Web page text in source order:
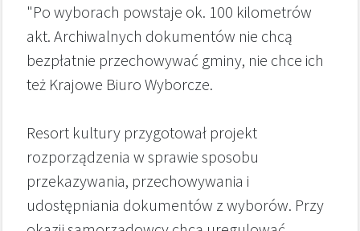
"Po wyborach powstaje ok. 100 kilometrów
akt. Archiwalnych dokumentów nie chcą
bezpłatnie przechowywać gminy, nie chce ich
też Krajowe Biuro Wyborcze.
Resort kultury przygotował projekt
rozporządzenia w sprawie sposobu
przekazywania, przechowywania i
udostępniania dokumentów z wyborów. Przy